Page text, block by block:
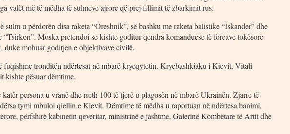
valët më të mëdha të sulmeve ajrore që prej fillimit të zbarkimit rus.
sulm u përdorën disa raketa “Oreshnik”, së bashku me raketa balistike “Iskander” dhe
Moska pretendoi se kishte goditur qendra komanduese të forcave tokësore
duke mohuar goditjen e objektivave civilë.
fuqishme tronditën ndërtesat në mbarë kryeqytetin. Kryebashkiaku i Kievit, Vitali
kishte pësuar dëmtime.
persona u vranë dhe rreth 100 të tjerë u plagosën në mbarë Ukrainën. Zjarre të
tymi mbuloi qiellin e Kievit. Dëmtime të mëdha u raportuan në ndërtesa banimi,
përfshirë kabinetin qeveritar, ministrinë e jashtme, Galerinë Kombëtare të Artit dhe